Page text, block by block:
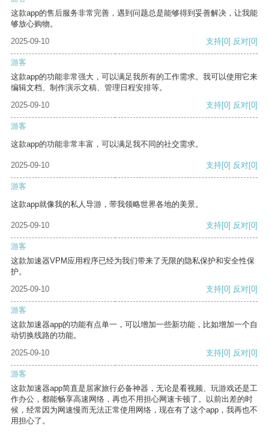
这款app的售后服务非常完善，遇到问题总是能够得到妥善解决，让我能
够放心购物。
2025-09-10
支持[0] 反对[0]
游客
这款app的功能非常强大，可以满足我所有的工作需求。我可以使用它来
编辑文档、制作演示文稿、管理日程安排等。
2025-09-10
支持[0] 反对[0]
游客
这款app的功能非常丰富，可以满足我不同的社交需求。
2025-09-10 支持[0] 反对[0]
游客
这款app就像我的私人导游，带我领略世界各地的美景。
2025-09-10 支持[0] 反对[0]
游客
这款加速器VPM应用程序已经为我们带来了无限的隐私保护和安全性保
护。
2025-09-10
支持[0] 反对[0]
游客
这款加速器app的功能有点单一，可以增加一些新功能，比如增加一个自
动切换线路的功能。
2025-09-10
支持[0] 反对[0]
游客
这款加速器app简直是居家旅行必备神器，无论是看视频、玩游戏还是工
作办公，都能畅享高速网络，再也不用担心网速卡顿了。以前出差的时
候，经常因为网速慢而无法正常使用网络，现在有了这个app，我再也不
用担心了。